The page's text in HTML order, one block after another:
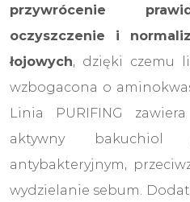
przywrócenie
oczyszczenie i
łojowych, dzięki czemu
wzbogacona o
Linia PURIFING
aktywny
antybakteryjnym,
wydzielanie sebum.